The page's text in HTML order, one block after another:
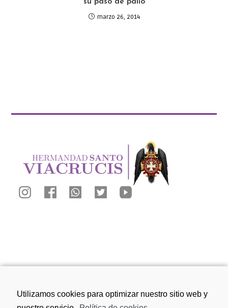
Utilizamos cookies para optimizar nuestro sitio web y
marzo 26, 2014
Granada